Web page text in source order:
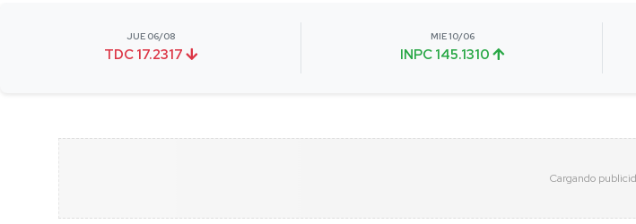
JUE 06/08
TDC 17.2317
MIE 10/06
INPC 145.1310